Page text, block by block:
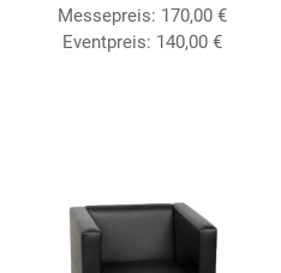
Messepreis: 170,00 €
Eventpreis: 140,00 €